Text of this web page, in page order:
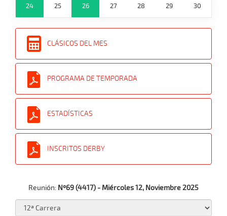
24 25 26 27 28 29 30
CLÁSICOS DEL MES
PROGRAMA DE TEMPORADA
ESTADÍSTICAS
INSCRITOS DERBY
Reunión: Nº69 (4417) - Miércoles 12, Noviembre 2025